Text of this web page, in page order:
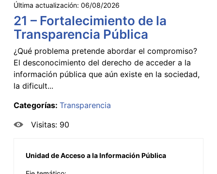
Última actualización: 06/08/2026
21 – Fortalecimiento de la
Transparencia Pública
¿Qué problema pretende abordar el compromiso?
El desconocimiento del derecho de acceder a la
información pública que aún existe en la sociedad,
la dificult...
Categorías: Transparencia
Visitas: 90
Unidad de Acceso a la Información Pública